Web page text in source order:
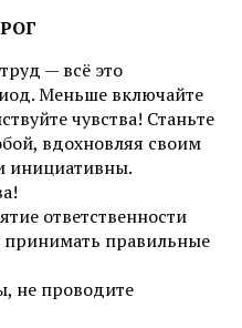
— всё это
Меньше включайте
чувства! Станьте
вдохновляя своим
инициативны.
ответственности
принимать правильные
не проводите